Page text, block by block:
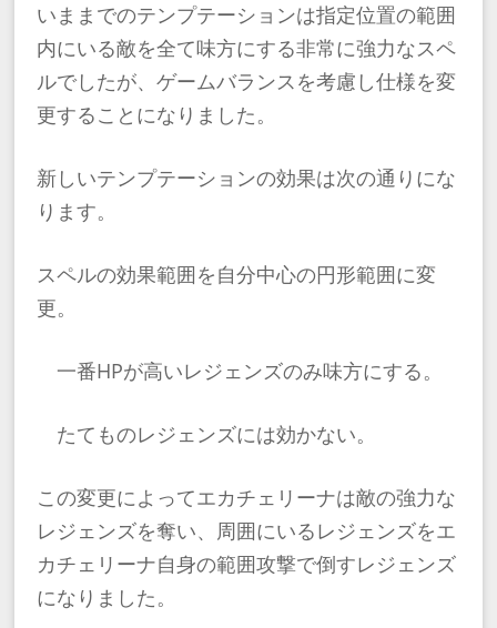
いままでのテンプテーションは指定位置の範囲
内にいる敵を全て味方にする非常に強力なスペ
ルでしたが、ゲームバランスを考慮し仕様を変
更することになりました。
新しいテンプテーションの効果は次の通りにな
ります。
スペルの効果範囲を自分中心の円形範囲に変
更。
一番HPが高いレジェンズのみ味方にする。
たてものレジェンズには効かない。
この変更によってエカチェリーナは敵の強力な
レジェンズを奪い、周囲にいるレジェンズをエ
カチェリーナ自身の範囲攻撃で倒すレジェンズ
になりました。